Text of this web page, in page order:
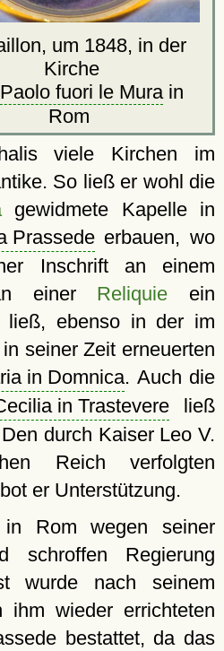
um 1848, in der
Kirche
fuori le Murain
Rom
viele Kirchen im
So ließ er wohl die
gewidmete Kapelle in
Prassedeerbauen, wo
Inschrift an einem
einer Reliquie ein
ließ, ebenso in der im
seiner Zeit erneuerten
in Domnica. Auch die
in Trastevereließ
durch Kaiser Leo V.
Reich verfolgten
er Unterstützung.
Rom wegen seiner
schroffen Regierung
wurde nach seinem
wieder errichteten
bestattet, da das